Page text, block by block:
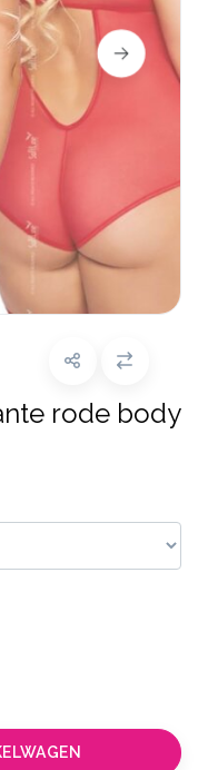
rode body